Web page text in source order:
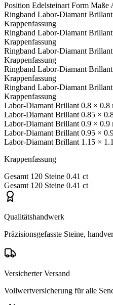
Position Edelsteinart Form Maße
Ringband Labor-Diamant Brillant
Krappenfassung
Ringband Labor-Diamant Brillant
Krappenfassung
Ringband Labor-Diamant Brillant
Krappenfassung
Ringband Labor-Diamant Brillant
Krappenfassung
Ringband Labor-Diamant Brillant
Krappenfassung
Labor-Diamant Brillant 0.8 × 0.8
Labor-Diamant Brillant 0.85 ×
Labor-Diamant Brillant 0.9 × 0.9
Labor-Diamant Brillant 0.95 ×
Labor-Diamant Brillant 1.15 ×
Krappenfassung
Gesamt 120 Steine 0.41 ct
Gesamt 120 Steine 0.41 ct
Qualitätshandwerk
Präzisionsgefasste Steine,
Versicherter Versand
Vollwertversicherung für alle